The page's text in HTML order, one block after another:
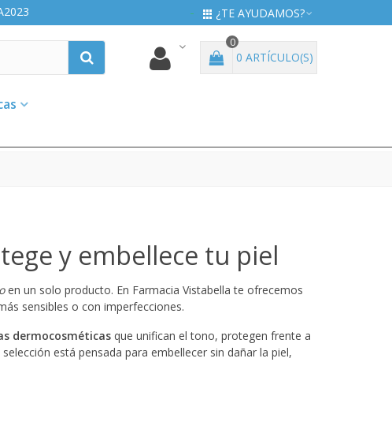
¿TE AYUDAMOS?
0
0 ARTÍCULO(S)
y embellece tu piel
en un solo producto. En Farmacia Vistabella te ofrecemos
sensibles o con imperfecciones.
dermocosméticas que unifican el tono, protegen frente a
está pensada para embellecer sin dañar la piel,